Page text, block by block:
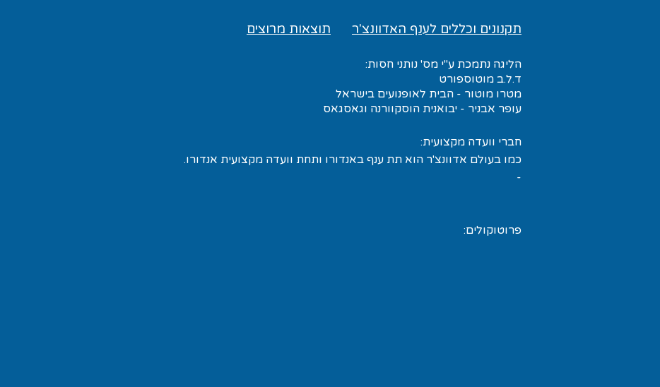
תקנונים וכללים לענף האדוונצ'ר תוצאות מרוצים
הליגה נתמכת ע"י מס' נותני חסות:
ד.ל.ב מוטוספורט
מטרו מוטור - הבית לאופנועים בישראל
עופר אבניר - יבואנית הוסקוורנה וגאסגאס
חברי וועדה מקצועית:
כמו בעולם אדוונצ'ר הוא תת ענף באנדורו ותחת וועדה מקצועית אנדורו.
-
פרוטוקולים: